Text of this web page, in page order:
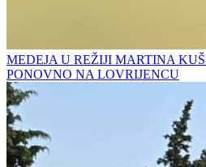
MEDEJA U REŽIJI MARTINA
PONOVNO NA LOVRIJENCU